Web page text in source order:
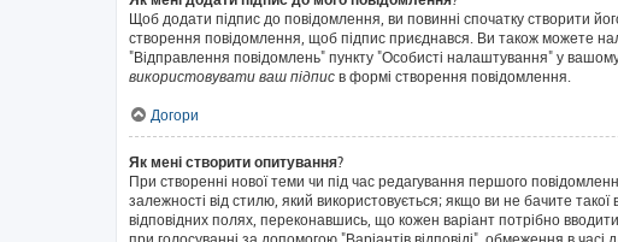
Щоб додати підпис до повідомлення, ви повинні спочатку створити
створення повідомлення, щоб підпис приєднався. Ви також можете
"Відправлення повідомлень" пункту "Особисті налаштування" у
використовувати ваш підпис в формі створення повідомлення.
Догори
Як мені створити опитування?
При створенні нової теми чи під час редагування першого
залежності від стилю, який використовується; якщо ви не бачите
відповідних полях, переконавшись, що кожен варіант потрібно вводити